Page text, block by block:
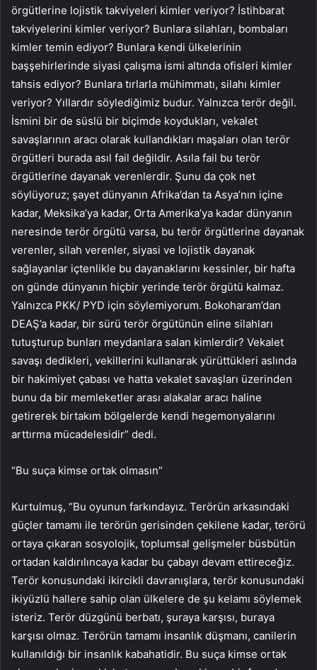
örgütlerine lojistik takviyeleri kimler veriyor? İstihbarat
takviyelerini kimler veriyor? Bunlara silahları, bombaları
kimler temin ediyor? Bunlara kendi ülkelerinin
başşehirlerinde siyasi çalışma ismi altında ofisleri kimler
tahsis ediyor? Bunlara tırlarla mühimmatı, silahı kimler
veriyor? Yıllardır söylediğimiz budur. Yalnızca terör değil.
İsmini bir de süslü bir biçimde koydukları, vekalet
savaşlarının aracı olarak kullandıkları maşaları olan terör
örgütleri burada asıl fail değildir. Asıla fail bu terör
örgütlerine dayanak verenlerdir. Şunu da çok net
söylüyoruz; şayet dünyanın Afrika’dan ta Asya’nın içine
kadar, Meksika’ya kadar, Orta Amerika’ya kadar dünyanın
neresinde terör örgütü varsa, bu terör örgütlerine dayanak
verenler, silah verenler, siyasi ve lojistik dayanak
sağlayanlar içtenlikle bu dayanaklarını kessinler, bir hafta
on günde dünyanın hiçbir yerinde terör örgütü kalmaz.
Yalnızca PKK/ PYD için söylemiyorum. Bokoharam’dan
DEAŞ’a kadar, bir sürü terör örgütünün eline silahları
tutuşturup bunları meydanlara salan kimlerdir? Vekalet
savaşı dedikleri, vekillerini kullanarak yürüttükleri aslında
bir hakimiyet çabası ve hatta vekalet savaşları üzerinden
bunu da bir memleketler arası alakalar aracı haline
getirerek birtakım bölgelerde kendi hegemonyalarını
arttırma mücadelesidir” dedi.
“Bu suça kimse ortak olmasın”
Kurtulmuş, “Bu oyunun farkındayız. Terörün arkasındaki
güçler tamamı ile terörün gerisinden çekilene kadar, terörü
ortaya çıkaran sosyolojik, toplumsal gelişmeler büsbütün
ortadan kaldırılıncaya kadar bu çabayı devam ettireceğiz.
Terör konusundaki ikircikli davranışlara, terör konusundaki
ikiyüzlü hallere sahip olan ülkelere de şu kelamı söylemek
isteriz. Terör düzgünü berbatı, şuraya karşısı, buraya
karşısı olmaz. Terörün tamamı insanlık düşmanı, canilerin
kullanıldığı bir insanlık kabahatidir. Bu suça kimse ortak